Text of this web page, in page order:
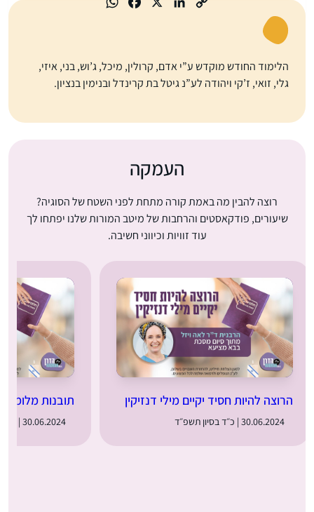
הלימוד החודש מוקדש ע”י אדם, קרולין, מיכל, ג’וש, בני, איזי,
גלי, זואי, ז’קי ויהודה לע”נ גיטל בת קרינדל ובנימין בנציון.
העמקה
רוצה להבין מה באמת קורה מתחת לפני השטח של הסוגיה?
שיעורים, פודקאסטים והרחבות של מיטב המורות שלנו יפתחו לך
עוד זוויות וכיווני חשיבה.
הרוצה להיות חסיד יקיים מילי דנזיקין
30.06.2024 | כ״ד בסיון תשפ״ד
תובנות
30.06.2024 | כ״ד בסיון תשפ״ד